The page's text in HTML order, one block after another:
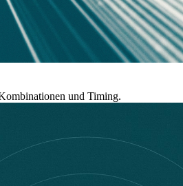
und Timing.